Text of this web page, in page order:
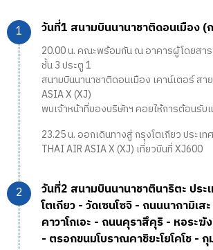
วันที่1 สนามบินนานาชาติดอนเมือง (
20.00 น. คณะพร้อมกัน ณ อาคารผู้โดยสาร
ชั้น 3 ประตู 1
สนามบินนานาชาติดอนเมือง เคาน์เตอร์ สา
ASIA X (XJ)
พบเจ้าหน้าที่ของบริษัทฯ คอยให้การต้อนรับ
23.25 น. ออกเดินทางสู่ กรุงโตเกียว ประเ
THAI AIR ASIA X (XJ) เที่ยวบินที่ XJ600
วันที่2 สนามบินนานาชาตินาริตะ ปร
โตเกียว - วัดเซนโซจิ - ถนนนากามิเส
คาวาโกเอะ - ถนนคุราสึคุริ - หอระฆัง
- ตรอกขนมโบราณคาชิยะโยโคโช - กุ